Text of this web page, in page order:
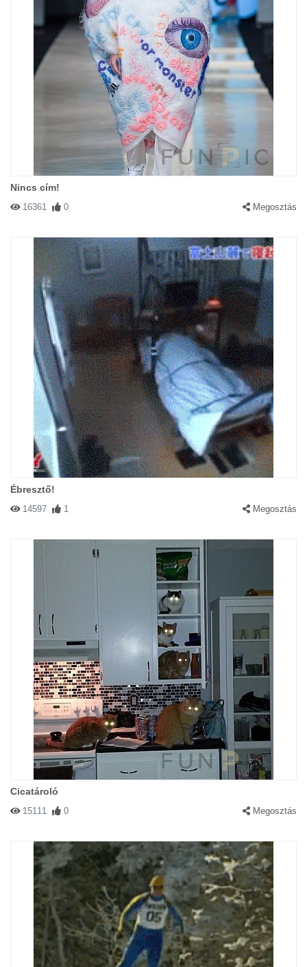
Nincs cím!
16361 0 Megosztás
Ébresztő!
14597 1 Megosztás
Cicatároló
15111 0 Megosztás